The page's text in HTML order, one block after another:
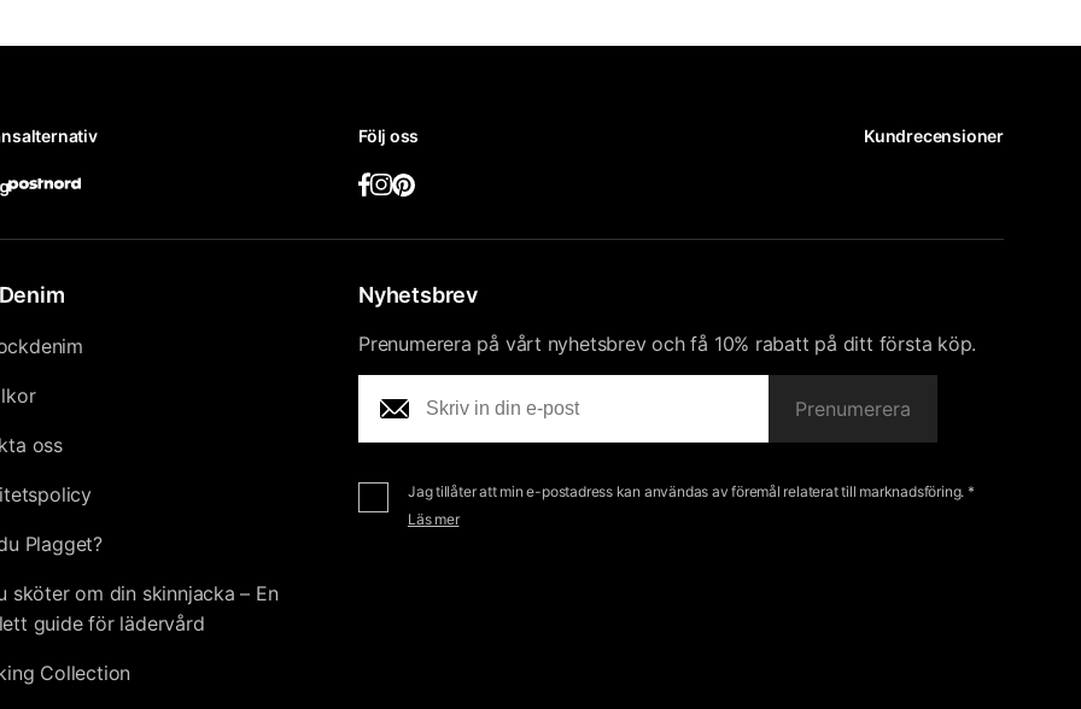
Följ oss Kundrecensioner
oss
Plagget?
sköter om din skinnjacka – En
guide för lädervård
Collection
Nyhetsbrev
Prenumerera på vårt nyhetsbrev och få 10% rabatt på ditt första köp.
Prenumerera
Jag tillåter att min e-postadress kan användas av föremål relaterat till marknadsföring. *
Läs mer